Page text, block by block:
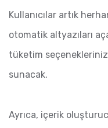
Kullanıcılar artık
otomatik altyazıları
tüketim
sunacak.
Ayrıca, içerik